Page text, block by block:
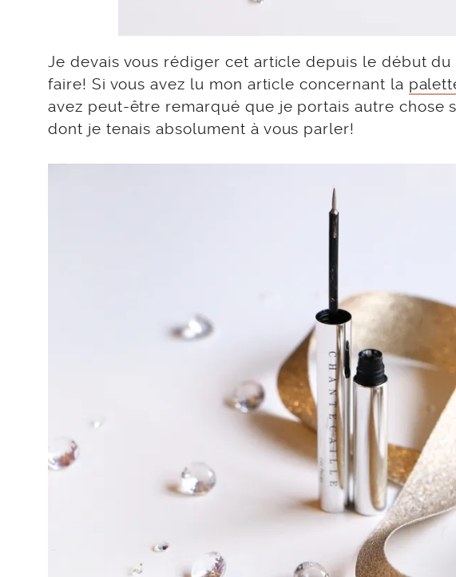
Je devais vous rédiger cet article depuis le début
faire! Si vous avez lu mon article concernant la
avez peut-être remarqué que je portais autre chose
dont je tenais absolument à vous parler!